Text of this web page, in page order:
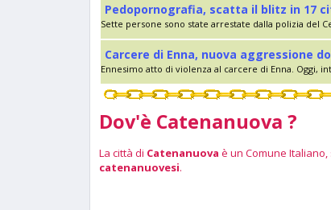
Pedopornografia, scatta il blitz in 17
Sette persone sono state arrestate dalla polizia del
Carcere di Enna, nuova aggressione
Ennesimo atto di violenza al carcere di Enna. Oggi,
Dov'è Catenanuova ?
La città di Catenanuova è un Comune
catenanuovesi.